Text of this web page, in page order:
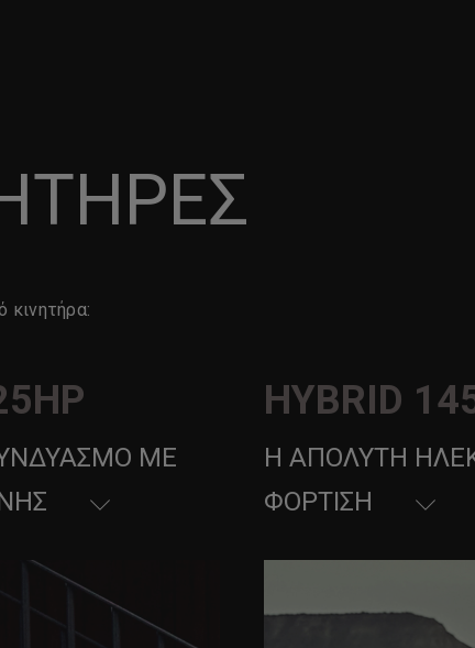
κινητήρα:
ΜΕ
HYBRID
Η ΑΠΌΛΥΤΗ
ΦΌΡΤΙΣΗ